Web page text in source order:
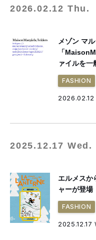
2026.02.12 Thu.
メゾン マ
「
ァイルを一
FASHION
2025.12.17 Wed.
エルメスか
ャーが登
FASHION
2025.12.17